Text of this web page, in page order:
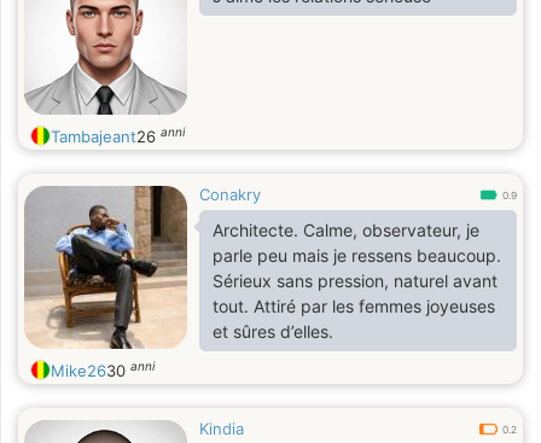
Tambajeant26 anni
Conakry 0.9
Architecte. Calme, observateur, je
parle peu mais je ressens beaucoup.
Sérieux sans pression, naturel avant
tout. Attiré par les femmes joyeuses
et sûres d’elles.
Mike2630 anni
Kindia 0.2